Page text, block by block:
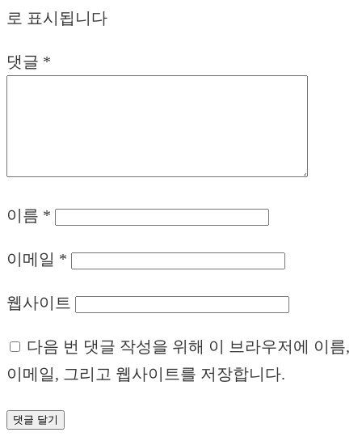
로 표시됩니다
댓글 *
이름 *
이메일 *
웹사이트
다음 번 댓글 작성을 위해 이 브라우저에 이름,
이메일, 그리고 웹사이트를 저장합니다.